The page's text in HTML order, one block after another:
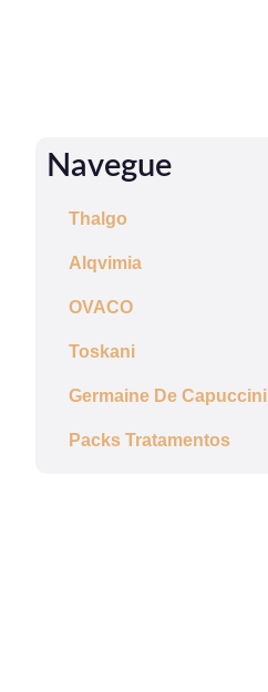
Navegue
Thalgo
Alqvimia
OVACO
Toskani
Germaine De Capuccini
Packs Tratamentos